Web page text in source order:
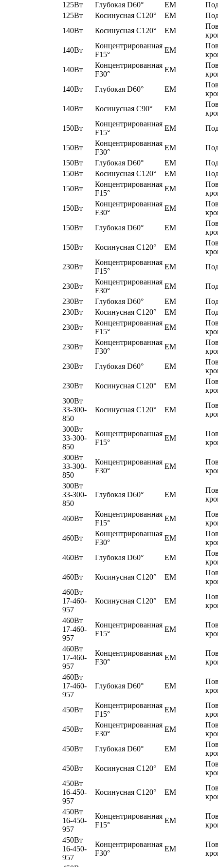
125Вт
Глубокая D60° EM
125Вт
Косинусная C120° EM
140Вт
Косинусная C120° EM
140Вт
Концентрированная
F15°
EM
140Вт
Концентрированная
F30°
EM
140Вт
Глубокая D60° EM
140Вт
Косинусная C90° EM
150Вт
Концентрированная
F15°
EM
150Вт
Концентрированная
F30°
EM
150Вт
Глубокая D60° EM
150Вт
Косинусная C120° EM
150Вт
Концентрированная
F15°
EM
150Вт
Концентрированная
F30°
EM
150Вт
Глубокая D60° EM
150Вт
Косинусная C120° EM
230Вт
Концентрированная
F15°
EM
230Вт
Концентрированная
F30°
EM
230Вт
Глубокая D60° EM
230Вт
Косинусная C120° EM
230Вт
Концентрированная
F15°
EM
230Вт
Концентрированная
F30°
EM
230Вт
Глубокая D60° EM
230Вт
Косинусная C120° EM
300Вт
33-300-
850
Косинусная C120° EM
300Вт
33-300-
850
Концентрированная
F15°
EM
300Вт
33-300-
850
Концентрированная
F30°
EM
300Вт
33-300-
850
Глубокая D60° EM
460Вт
Концентрированная
F15°
EM
460Вт
Концентрированная
F30°
EM
460Вт
Глубокая D60° EM
460Вт
Косинусная C120° EM
460Вт
17-460-
957
Косинусная C120° EM
460Вт
17-460-
957
Концентрированная
F15°
EM
460Вт
17-460-
957
Концентрированная
F30°
EM
460Вт
17-460-
957
Глубокая D60° EM
450Вт
Концентрированная
F15°
EM
450Вт
Концентрированная
F30°
EM
450Вт
Глубокая D60° EM
450Вт
Косинусная C120° EM
450Вт
16-450-
957
Косинусная C120° EM
450Вт
16-450-
957
Концентрированная
F15°
EM
450Вт
16-450-
957
Концентрированная
F30°
EM